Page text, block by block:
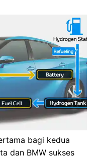
bagi kedua
dan BMW sukses